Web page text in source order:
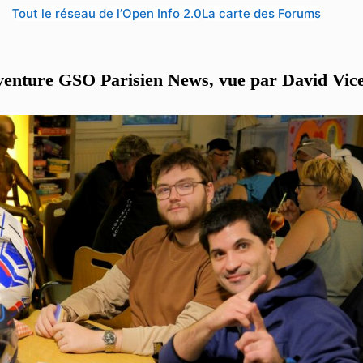
Tout le réseau de l’Open Info 2.0La carte des Forums
GSO Parisien News, vue par David